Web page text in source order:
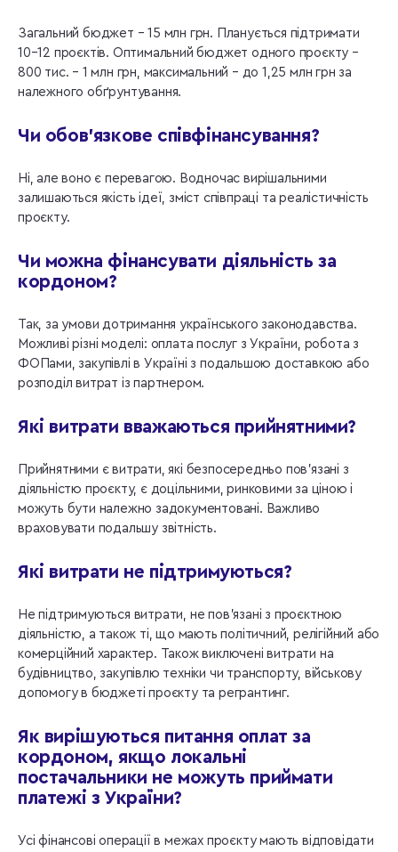
Загальний бюджет – 15 млн грн. Планується підтримати
10–12 проєктів. Оптимальний бюджет одного проєкту –
800 тис. – 1 млн грн, максимальний – до 1,25 млн грн за
належного обґрунтування.
Чи обов’язкове співфінансування?
Ні, але воно є перевагою. Водночас вирішальними
залишаються якість ідеї, зміст співпраці та реалістичність
проєкту.
Чи можна фінансувати діяльність за
кордоном?
Так, за умови дотримання українського законодавства.
Можливі різні моделі: оплата послуг з України, робота з
ФОПами, закупівлі в Україні з подальшою доставкою або
розподіл витрат із партнером.
Які витрати вважаються прийнятними?
Прийнятними є витрати, які безпосередньо пов’язані з
діяльністю проєкту, є доцільними, ринковими за ціною і
можуть бути належно задокументовані. Важливо
враховувати подальшу звітність.
Які витрати не підтримуються?
Не підтримуються витрати, не пов’язані з проєктною
діяльністю, а також ті, що мають політичний, релігійний або
комерційний характер. Також виключені витрати на
будівництво, закупівлю техніки чи транспорту, військову
допомогу в бюджеті проєкту та регрантинг.
Як вирішуються питання оплат за
кордоном, якщо локальні
постачальники не можуть приймати
платежі з України?
Усі фінансові операції в межах проєкту мають відповідати